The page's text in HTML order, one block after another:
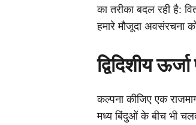
का तरीका बदल रही है:
हमारे मौजूदा अवसंरचना
द्विदिशीय
कल्पना कीजिए एक
मध्य बिंदुओं के बीच भी